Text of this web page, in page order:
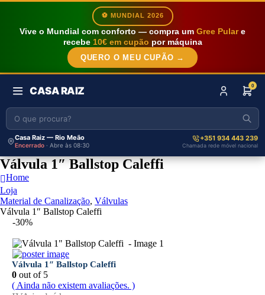
⚽ MUNDIAL 2026
Vive o Mundial com conforto — compra um Gree Pulare
recebe 10€ em cupão por máquina
QUERO O MEU CUPÃO →
CASA RAIZ 0
Casa Raiz — Rio Meão
Encerrado · Abre às 08:30
+351 934 443 239
Chamada rede móvel nacional
Válvula 1″ Ballstop Caleffi
Home
Loja
Material de Canalização, Válvulas
Válvula 1″ Ballstop Caleffi
-30%
Válvula 1″ Ballstop Caleffi
0 out of 5
( Ainda não existem avaliações. )